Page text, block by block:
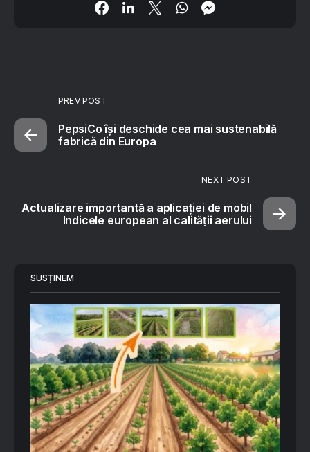
PREV POST
PepsiCo își deschide cea mai sustenabilă
fabrică din Europa
NEXT POST
Actualizare importantă a aplicației de mobil
Indicele european al calității aerului
SUSȚINEM